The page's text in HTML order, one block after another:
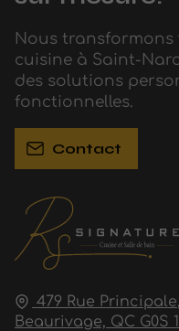
479 Rue Principale,
Beaurivage, QC G0S
Nous transformons
cuisine à Saint-
des solutions
fonctionnelles.
Contact